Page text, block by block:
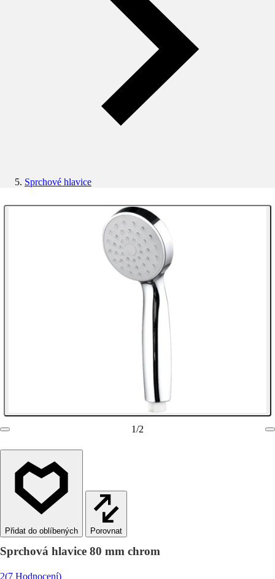
Sprchové hlavice
1/2
Porovnat
Sprchová hlavice 80 mm chrom
2(7 Hodnocení)